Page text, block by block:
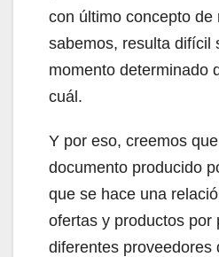
con último concepto de
sabemos, resulta difícil
momento determinado
cuál.
Y por eso, creemos
documento producido
que se hace una
ofertas y productos por
diferentes proveedores